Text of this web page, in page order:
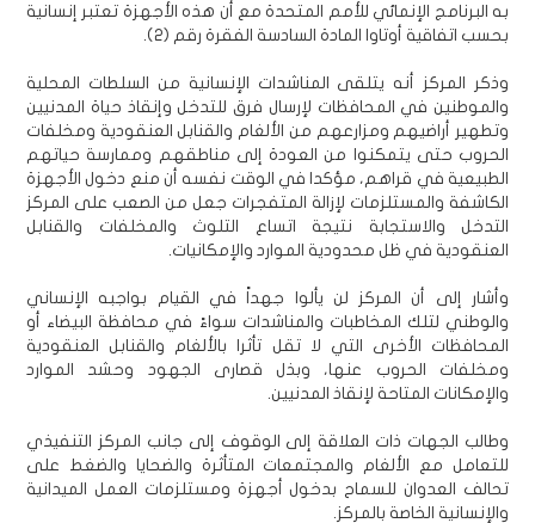
به البرنامج الإنمائي للأمم المتحدة مع أن هذه الأجهزة تعتبر إنسانية
بحسب اتفاقية أوتاوا المادة السادسة الفقرة رقم (2).
وذكر المركز أنه يتلقى المناشدات الإنسانية من السلطات المحلية
والموطنين في المحافظات لإرسال فرق للتدخل وإنقاذ حياة المدنيين
وتطهير أراضيهم ومزارعهم من الألغام والقنابل العنقودية ومخلفات
الحروب حتى يتمكنوا من العودة إلى مناطقهم وممارسة حياتهم
الطبيعية في قراهم، مؤكدا في الوقت نفسه أن منع دخول الأجهزة
الكاشفة والمستلزمات لإزالة المتفجرات جعل من الصعب على المركز
التدخل والاستجابة نتيجة اتساع التلوث والمخلفات والقنابل
العنقودية في ظل محدودية الموارد والإمكانيات.
وأشار إلى أن المركز لن يألوا جهداً في القيام بواجبه الإنساني
والوطني لتلك المخاطبات والمناشدات سواءً في محافظة البيضاء أو
المحافظات الأخرى التي لا تقل تأثرا بالألغام والقنابل العنقودية
ومخلفات الحروب عنها، وبذل قصارى الجهود وحشد الموارد
والإمكانات المتاحة لإنقاذ المدنيين.
وطالب الجهات ذات العلاقة إلى الوقوف إلى جانب المركز التنفيذي
للتعامل مع الألغام والمجتمعات المتأثرة والضحايا والضغط على
تحالف العدوان للسماح بدخول أجهزة ومستلزمات العمل الميدانية
والإنسانية الخاصة بالمركز.